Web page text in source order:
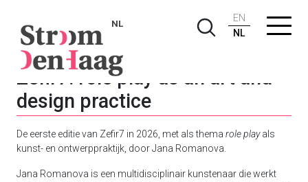
NL
EN
NL
Zefir7: role play as an art and
design practice
De eerste editie van Zefir7 in 2026, met als thema role playals
kunst- en ontwerppraktijk, door Jana Romanova.
Jana Romanova is een multidisciplinair kunstenaar die werkt